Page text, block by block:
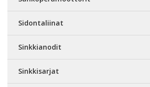
Sidontaliinat
Sinkkianodit
Sinkkisarjat